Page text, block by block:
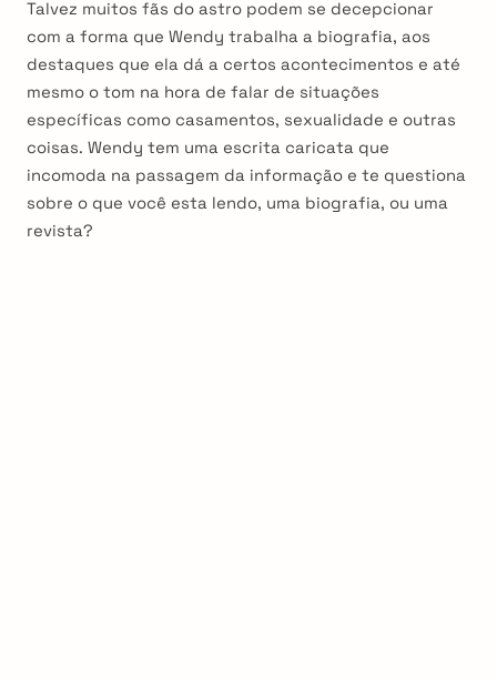
Talvez muitos fãs do astro podem se decepcionar
com a forma que Wendy trabalha a biografia, aos
destaques que ela dá a certos acontecimentos e até
mesmo o tom na hora de falar de situações
específicas como casamentos, sexualidade e outras
coisas. Wendy tem uma escrita caricata que
incomoda na passagem da informação e te questiona
sobre o que você esta lendo, uma biografia, ou uma
revista?